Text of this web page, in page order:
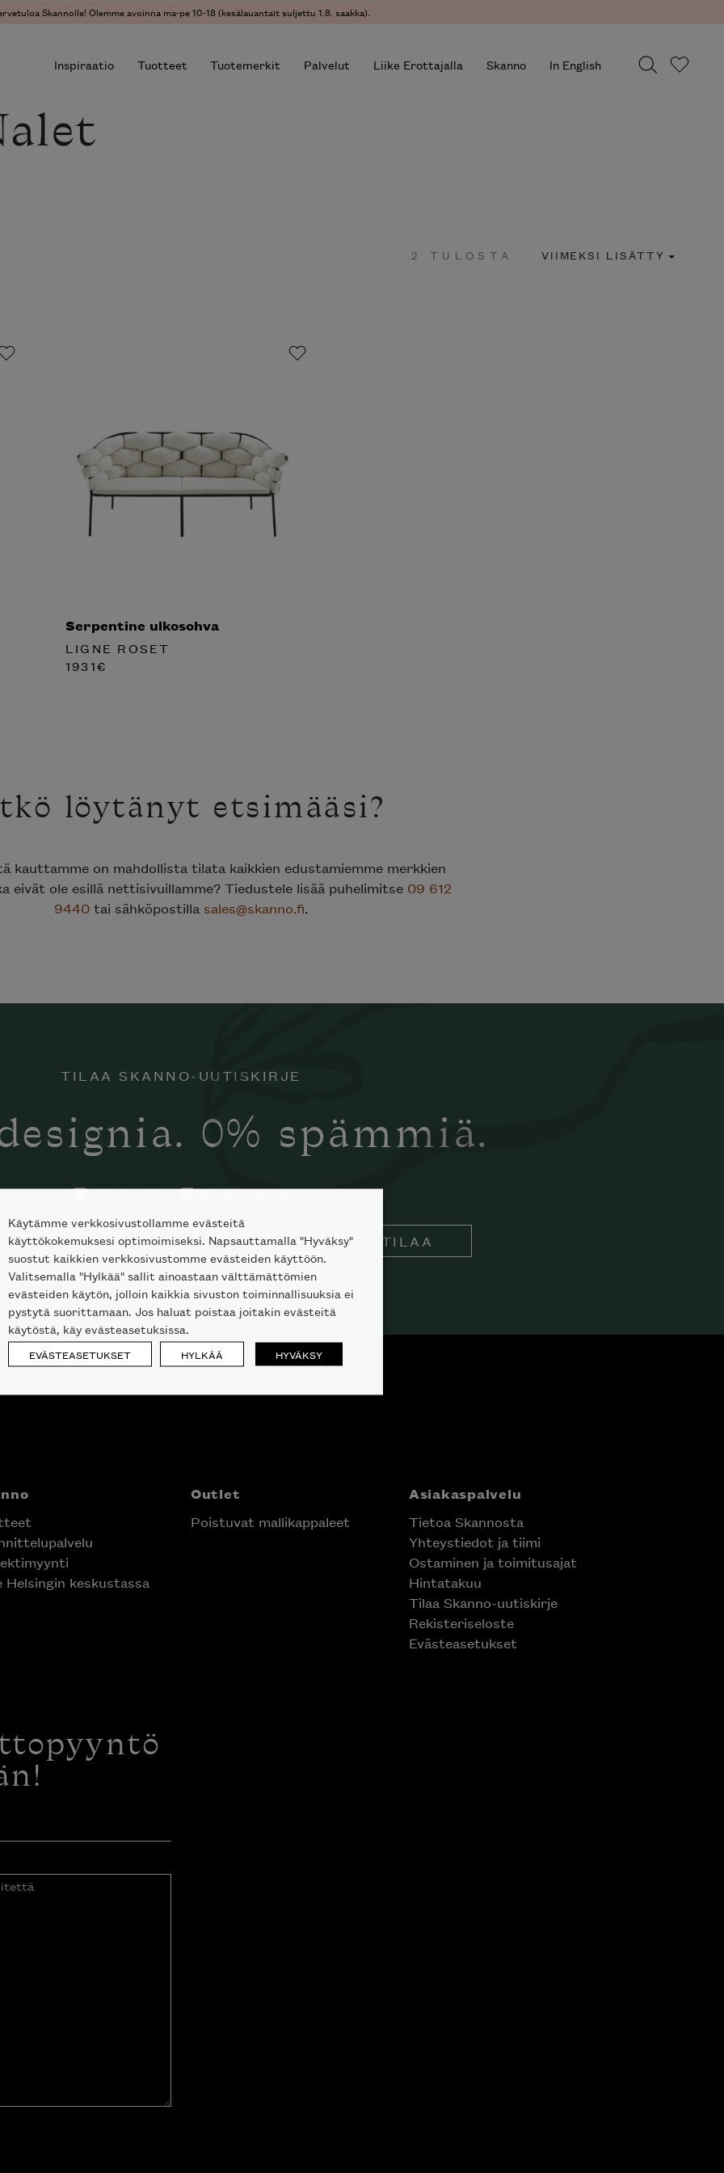
Skannolle! Olemme avoinna ma-pe 10-18 (kesälauantait suljettu 1.8. saakka).
Inspiraatio Tuotteet Tuotemerkit Palvelut Liike Erottajalla Skanno In English
2 TULOSTA VIIMEKSI LISÄTTY
Serpentine ulkosohva
LIGNE ROSET
1931€
löytänyt etsimääsi?
kauttamme on mahdollista tilata kaikkien edustamiemme merkkien
eivät ole esillä nettisivuillamme? Tiedustele lisää puhelimitse 09 612
9440tai sähköpostilla sales@skanno.fi.
TILAA SKANNO-UUTISKIRJE
0% spämmiä.
Kuluttajille Ammattilaisille
TILAA
Helsingin keskustassa
Outlet
Poistuvat mallikappaleet
Asiakaspalvelu
Tietoa Skannosta
Yhteystiedot ja tiimi
Ostaminen ja toimitusajat
Hintatakuu
Tilaa Skanno-uutiskirje
Rekisteriseloste
Evästeasetukset
Käytämme verkkosivustollamme evästeitä
käyttökokemuksesi optimoimiseksi. Napsauttamalla "Hyväksy"
suostut kaikkien verkkosivustomme evästeiden käyttöön.
Valitsemalla "Hylkää" sallit ainoastaan välttämättömien
evästeiden käytön, jolloin kaikkia sivuston toiminnallisuuksia ei
pystytä suorittamaan. Jos haluat poistaa joitakin evästeitä
käytöstä, käy evästeasetuksissa.
EVÄSTEASETUKSET HYLKÄÄ HYVÄKSY